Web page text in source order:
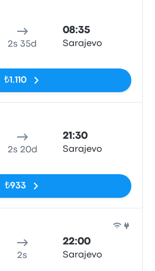
2s 35d
08:35
Sarajevo
₺1.110
2s 20d
21:30
Sarajevo
₺933
2s
22:00
Sarajevo